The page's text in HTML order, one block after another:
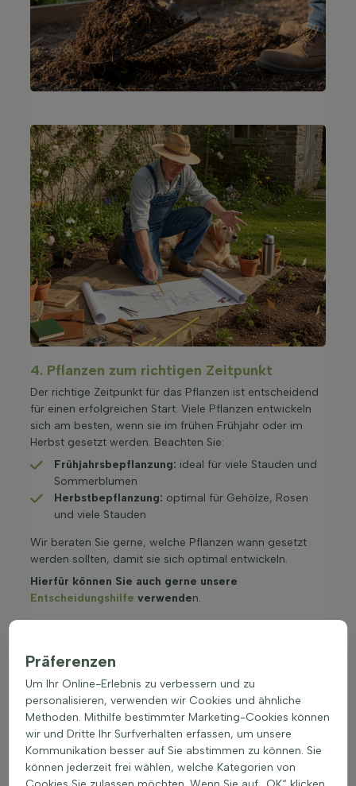
4. Pflanzen zum richtigen Zeitpunkt
Der richtige Zeitpunkt für das Pflanzen ist entscheidend
für einen erfolgreichen Start. Viele Pflanzen entwickeln
sich am besten, wenn sie im frühen Frühjahr oder im
Herbst gesetzt werden. Beachten Sie:
Frühjahrsbepflanzung: ideal für viele Stauden und
Sommerblumen
Herbstbepflanzung: optimal für Gehölze, Rosen
und viele Stauden
Wir beraten Sie gerne, welche Pflanzen wann gesetzt
werden sollten, damit sie sich optimal entwickeln.
Hierfür können Sie auch gerne unsere
Entscheidungshilfe verwenden.
5. Regelmäßige Pflege
Nach dem Pflanzen ist die richtige Pflege entscheidend.
Dazu gehört:
Präferenzen
Um Ihr Online-Erlebnis zu verbessern und zu
personalisieren, verwenden wir Cookies und ähnliche
Methoden. Mithilfe bestimmter Marketing-Cookies können
wir und Dritte Ihr Surfverhalten erfassen, um unsere
Kommunikation besser auf Sie abstimmen zu können. Sie
können jederzeit frei wählen, welche Kategorien von